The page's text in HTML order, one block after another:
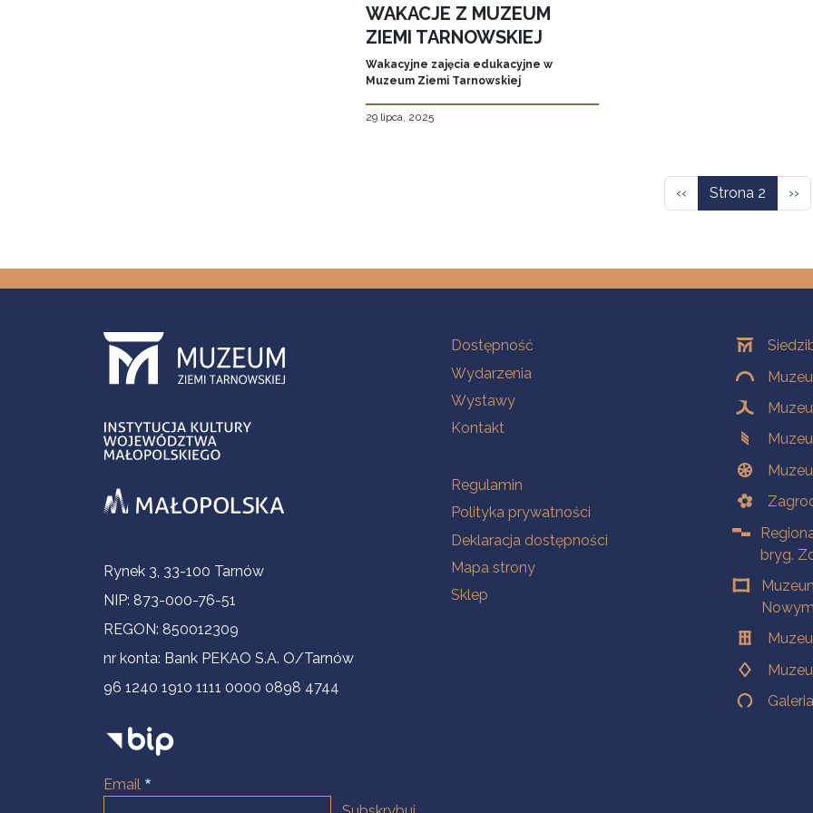
WAKACJE Z MUZEUM
ZIEMI TARNOWSKIEJ
Wakacyjne zajęcia edukacyjne w
Muzeum Ziemi Tarnowskiej
29 lipca, 2025
Poprzednia strona
‹‹ Strona 2 ››
Informacje kontaktowe
Rynek 3, 33-100 Tarnów
NIP: 873-000-76-51
REGON: 850012309
nr konta: Bank PEKAO S.A. O/Tarnów
96 1240 1910 1111 0000 0898 4744
Email
Na skróty
Dostępność
Wydarzenia
Wystawy
Kontakt
Na skróty
Regulamin
Polityka prywatności
Deklaracja dostępności
Mapa strony
Sklep
Oddziały
bryg.